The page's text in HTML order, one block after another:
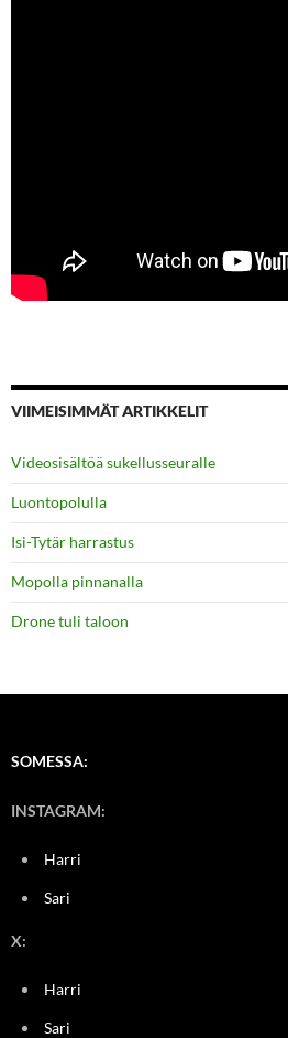
VIIMEISIMMÄT ARTIKKELIT
Videosisältöä sukellusseuralle
Luontopolulla
Isi-Tytär harrastus
Mopolla pinnanalla
Drone tuli taloon
SOMESSA:
INSTAGRAM:
Harri
Sari
X:
Harri
Sari